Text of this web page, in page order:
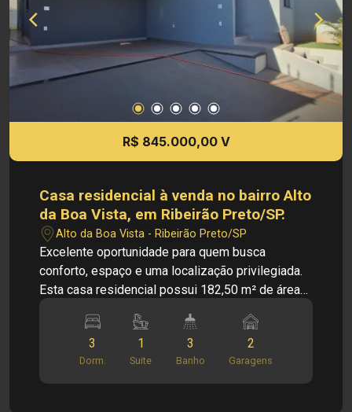
R$ 845.000,00 V
Casa residencial à venda no bairro Alto
da Boa Vista, em Ribeirão Preto/SP.
Alto da Boa Vista - Ribeirão Preto/SP
Excelente oportunidade para quem busca
conforto, espaço e uma localização privilegiada.
Esta casa residencial possui 182,50 m² de área
distribuídos, proporcionando praticidade e
qualidade de vida para toda a família. O imóvel é
composto por sala, cozinha ampla, escritório, 3
quartos, área de serviço, quintal e uma excelente
3
Dorm.
1
Suite
3
Banho
2
Garagens